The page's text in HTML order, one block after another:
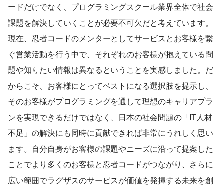
ードだけでなく、プログラミングスクール業界全体で社会
課題を解決していくことが必要不可欠だと考えています。
現在、忍者コードのメンターとしてサービスとお客様を繋
ぐ営業活動を行う中で、それぞれのお客様が抱えている問
題や知りたい情報は異なるということを実感しました。だ
からこそ、お客様にとってベストになる選択肢を提示し、
そのお客様がプログラミングを通して理想のキャリアプラ
ンを実現できるだけではなく、日本の社会問題の「IT人材
不足」の解決にも同時に貢献できれば非常にうれしく思い
ます。自分自身がお客様の課題やニーズに沿って提案した
ことでより多くのお客様と忍者コードがつながり、さらに
広い範囲でラグザスのサービスが価値を発揮する未来を創